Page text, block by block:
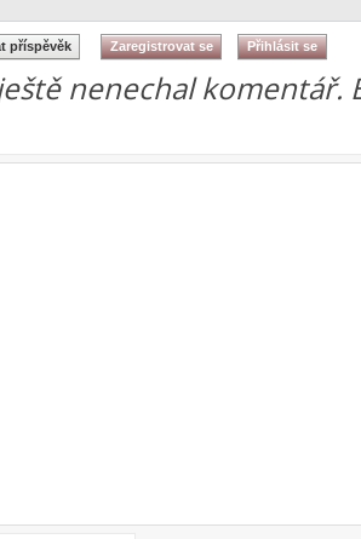
nenechal komentář.